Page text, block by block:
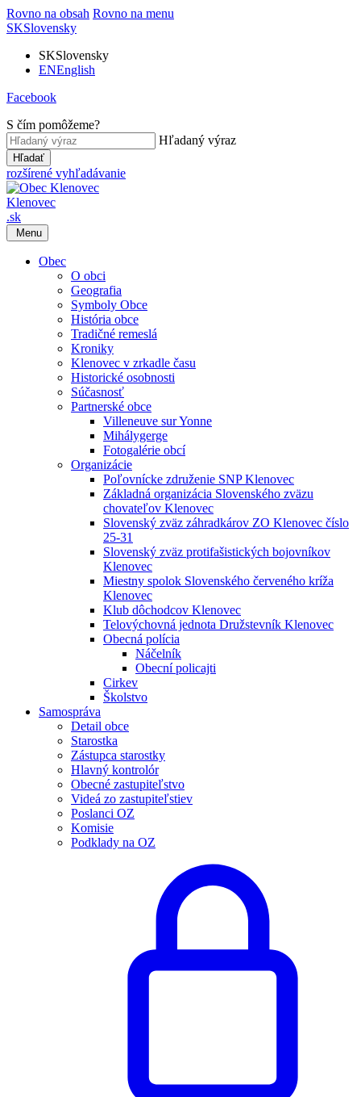
Rovno na obsah Rovno na menu
SKSlovensky
SKSlovensky
ENEnglish
Facebook
S čím pomôžeme?
Hľadaný výraz
Hľadať
rozšírené vyhľadávanie
Klenovec
.sk
Menu
Obec
O obci
Geografia
Symboly Obce
História obce
Tradičné remeslá
Kroniky
Klenovec v zrkadle času
Historické osobnosti
Súčasnosť
Partnerské obce
Villeneuve sur Yonne
Mihálygerge
Fotogalérie obcí
Organizácie
Poľovnícke združenie SNP Klenovec
Základná organizácia Slovenského zväzu
chovateľov Klenovec
Slovenský zväz záhradkárov ZO Klenovec číslo
25-31
Slovenský zväz protifašistických bojovníkov
Klenovec
Miestny spolok Slovenského červeného kríža
Klenovec
Klub dôchodcov Klenovec
Telovýchovná jednota Družstevník Klenovec
Obecná polícia
Náčelník
Obecní policajti
Cirkev
Školstvo
Samospráva
Detail obce
Starostka
Zástupca starostky
Hlavný kontrolór
Obecné zastupiteľstvo
Videá zo zastupiteľstiev
Poslanci OZ
Komisie
Podklady na OZ